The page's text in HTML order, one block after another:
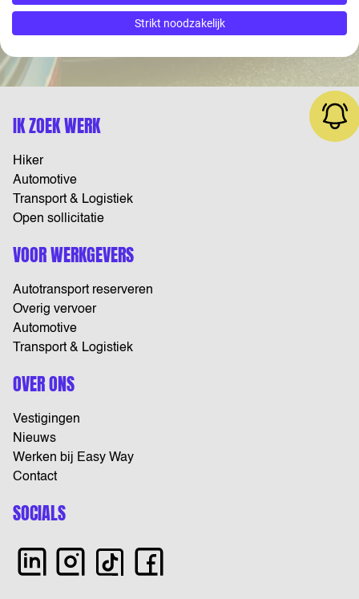
IK ZOEK WERK
Hiker
Automotive
Transport & Logistiek
Open sollicitatie
VOOR WERKGEVERS
Autotransport reserveren
Overig vervoer
Automotive
Transport & Logistiek
OVER ONS
Vestigingen
Nieuws
Werken bij Easy Way
Contact
SOCIALS
Strikt noodzakelijk